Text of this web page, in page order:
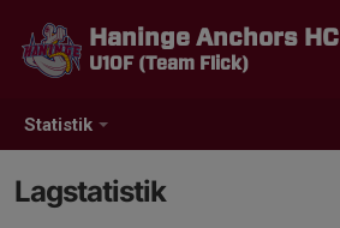
Statistik
Haninge Anchors HC
U10F (Team Flick)
Lagstatistik